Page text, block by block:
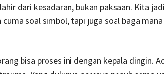
dari kesadaran, bukan paksaan. Kita
soal simbol, tapi juga soal
bisa proses ini dengan kepala dingin.